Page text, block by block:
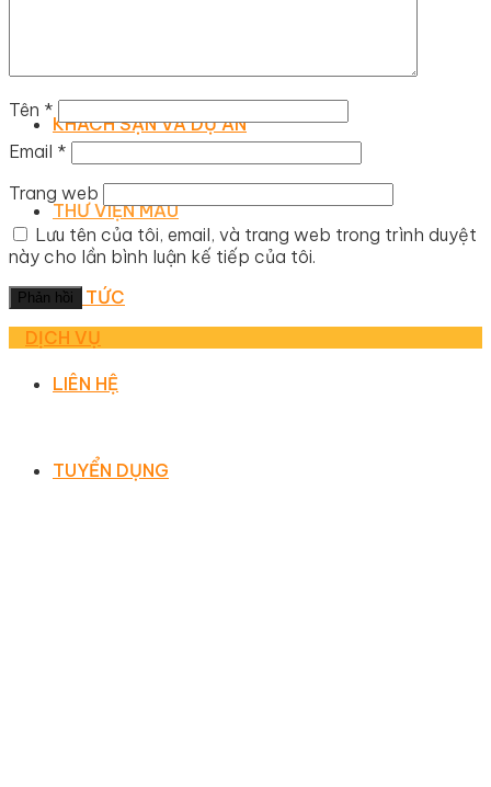
KHÁCH SẠN VÀ DỰ ÁN
THƯ VIỆN MẪU
TIN TỨC
LIÊN HỆ
TUYỂN DỤNG
Tên *
Email *
Trang web
Lưu tên của tôi, email, và trang web trong trình duyệt
này cho lần bình luận kế tiếp của tôi.
DỊCH VỤ